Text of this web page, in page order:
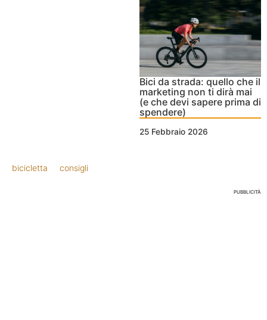
Bici da strada: quello che il
marketing non ti dirà mai
(e che devi sapere prima di
spendere)
25 Febbraio 2026
bicicletta consigli
PUBBLICITÀ